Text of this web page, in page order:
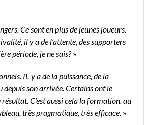
Ce sont en plus de jeunes joueurs.
il y a de l’attente, des supporters
période, je ne sais?»
IL y a de la puissance, de la
depuis son arrivée. Certains ont le
C’est aussi cela la formation. au
très pragmatique, très efficace. »